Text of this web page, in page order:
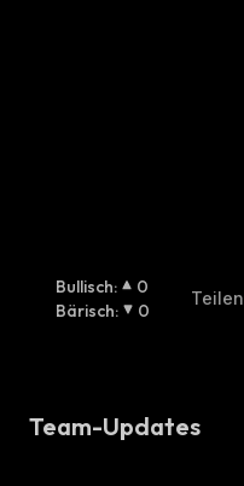
Bullisch:
0
Bärisch: 0
Teilen
Team-Updates